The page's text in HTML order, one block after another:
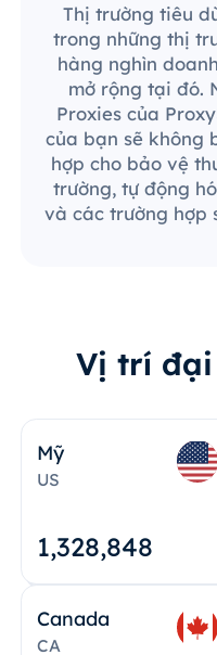
Thị trường tiêu
trong những thị
hàng nghìn
mở rộng tại đó.
Proxies của
của bạn sẽ không
hợp cho bảo vệ
trường, tự động
và các trường hợp
Vị trí
Mỹ
US
1,328,848
Canada
CA